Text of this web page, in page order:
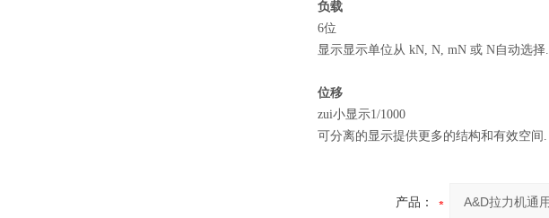
负载
6位
显示显示单位从 kN, N, mN 或 N自动选择.
位移
zui小显示1/1000
可分离的显示提供更多的结构和有效空间.
产品：